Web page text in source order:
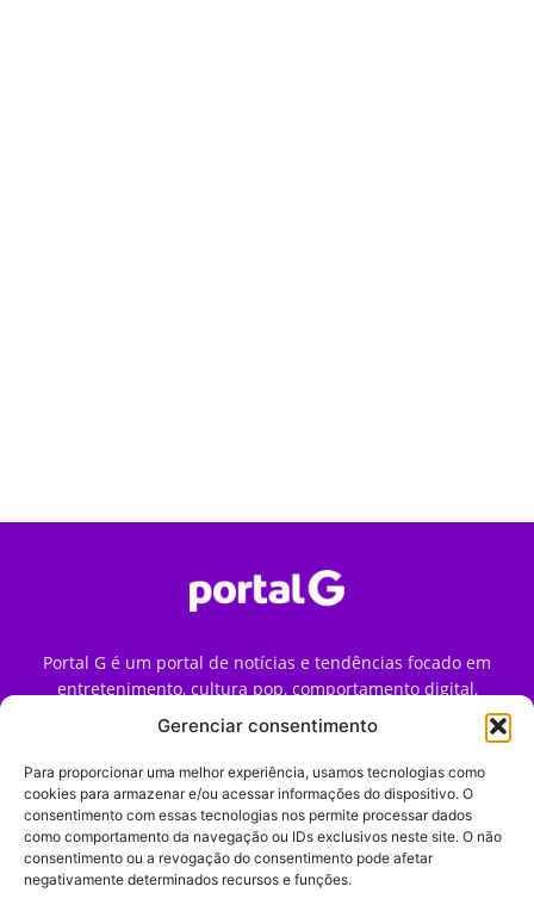
Gerenciar consentimento
Para proporcionar uma melhor experiência, usamos tecnologias como
cookies para armazenar e/ou acessar informações do dispositivo. O
consentimento com essas tecnologias nos permite processar dados
como comportamento da navegação ou IDs exclusivos neste site. O não
consentimento ou a revogação do consentimento pode afetar
negativamente determinados recursos e funções.
Portal G é um portal de notícias e tendências focado em
entretenimento, cultura pop, comportamento digital,
streaming, games e iniciativas de marca que impactam a
forma como o público vive e consome internet no Brasil.
Contato:contato@portalg.com.br